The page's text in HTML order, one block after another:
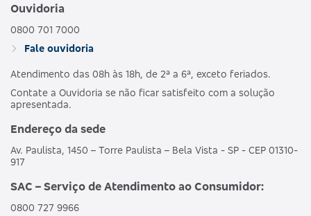
Ouvidoria
0800 701 7000
Fale ouvidoria
Atendimento das 08h às 18h, de 2ª a 6ª, exceto feriados.
Contate a Ouvidoria se não ficar satisfeito com a solução
apresentada.
Endereço da sede
Av. Paulista, 1450 – Torre Paulista – Bela Vista - SP - CEP 01310-
917
SAC – Serviço de Atendimento ao Consumidor:
0800 727 9966